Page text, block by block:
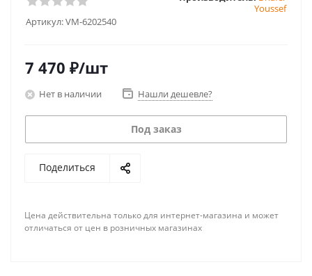
Артикул:VM-6202540
Youssef
7 470 ₽/шт
Нет в наличии Нашли дешевле?
Под заказ
Поделиться
Цена действительна только для интернет-магазина и может
отличаться от цен в розничных магазинах